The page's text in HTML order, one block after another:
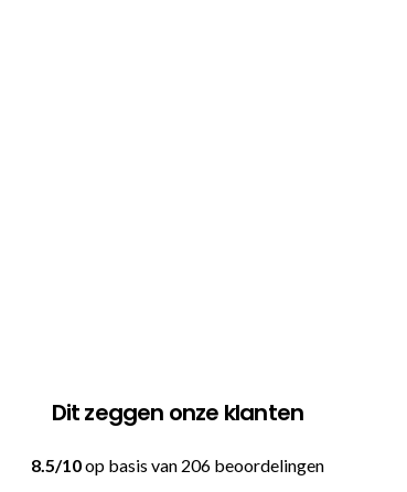
Dit zeggen onze klanten
8.5/10op basis van 206 beoordelingen